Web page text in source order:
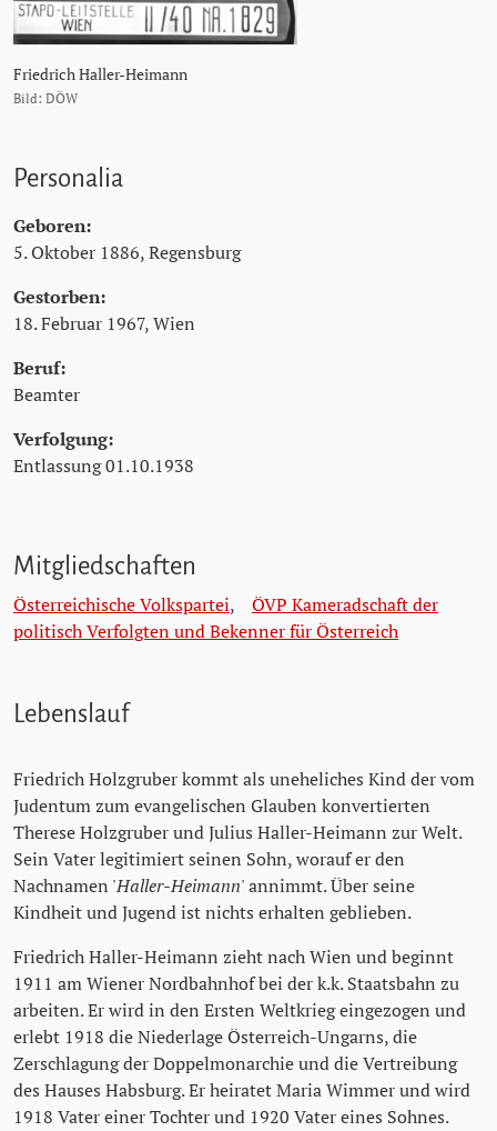
Friedrich Haller-Heimann
Bild: DÖW
Personalia
Geboren:
5. Oktober 1886, Regensburg
Gestorben:
18. Februar 1967, Wien
Beruf:
Beamter
Verfolgung:
Entlassung 01.10.1938
Mitgliedschaften
Österreichische Volkspartei, ÖVP Kameradschaft der
politisch Verfolgten und Bekenner für Österreich
Lebenslauf
Friedrich Holzgruber kommt als uneheliches Kind der vom
Judentum zum evangelischen Glauben konvertierten
Therese Holzgruber und Julius Haller-Heimann zur Welt.
Sein Vater legitimiert seinen Sohn, worauf er den
Nachnamen 'Haller-Heimann' annimmt. Über seine
Kindheit und Jugend ist nichts erhalten geblieben.
Friedrich Haller-Heimann zieht nach Wien und beginnt
1911 am Wiener Nordbahnhof bei der k.k. Staatsbahn zu
arbeiten. Er wird in den Ersten Weltkrieg eingezogen und
erlebt 1918 die Niederlage Österreich-Ungarns, die
Zerschlagung der Doppelmonarchie und die Vertreibung
des Hauses Habsburg. Er heiratet Maria Wimmer und wird
1918 Vater einer Tochter und 1920 Vater eines Sohnes.